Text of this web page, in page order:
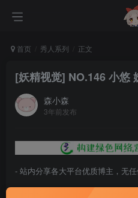
首页 秀人系列 正文
[妖精视觉] NO.146 小悠
森小森
3年前发布
- 站内分享各大平台优质博主，无
- 百度网盘提示提取码错误，请更